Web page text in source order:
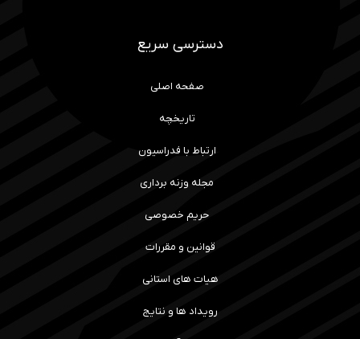
دسترسی سریع
صفحه اصلی
تاریخچه
ارتباط با فدراسیون
مجله وزنه برداری
حریم خصوصی
قوانین و مقررات
هیات های استانی
رویداد ها و نتایج